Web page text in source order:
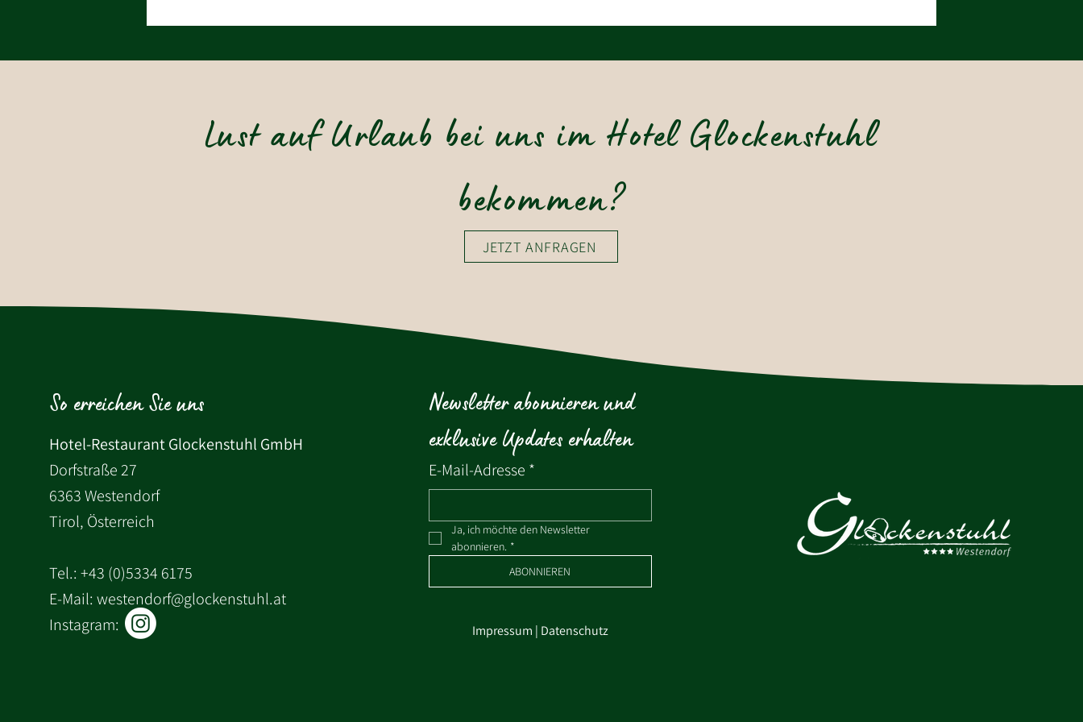
Lust auf Urlaub bei uns im Hotel Glockenstuhl
bekommen?
JETZT ANFRAGEN
So erreichen Sie uns
Hotel-Restaurant Glockenstuhl GmbH
Dorfstraße 27
6363 Westendorf
Tirol, Österreich
Tel.: +43 (0)5334 6175
E-Mail: westendorf@glockenstuhl.at
Instagram:
Newsletter abonnieren und
exklusive Updates erhalten
E-Mail-Adresse *
Ja, ich möchte den Newsletter
abonnieren. *
ABONNIEREN
Impressum | Datenschutz